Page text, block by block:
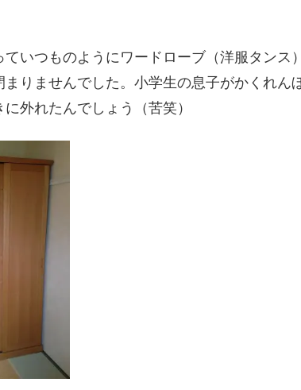
ていつものようにワードローブ（洋服タンス
まりませんでした。小学生の息子がかくれん
外れたんでしょう（苦笑）